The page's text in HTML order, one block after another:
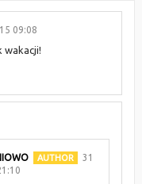
09:08
wakacji!
31